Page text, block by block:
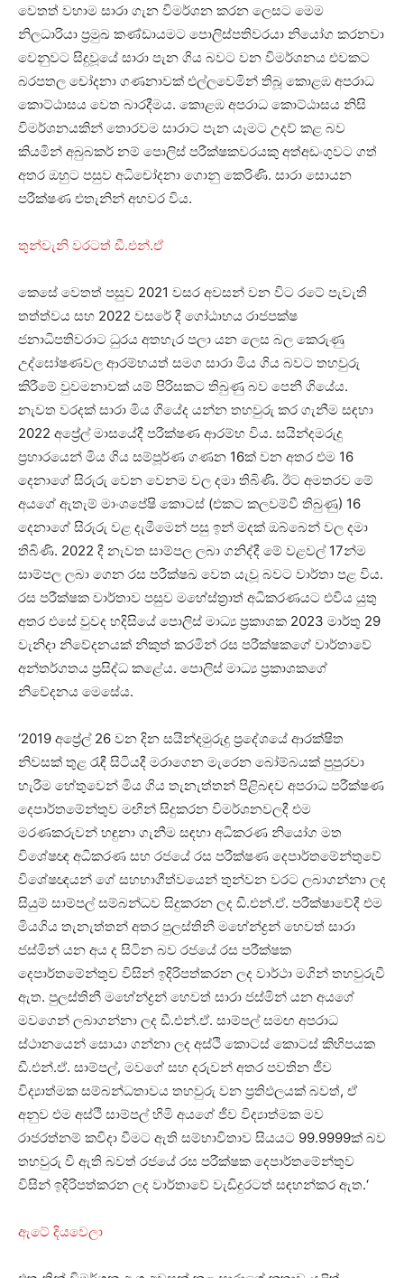
වෙතත් වහාම සාරා ගැන විමර්ශන කරන ලෙසට මෙම
නිලධාරියා ප්‍රමුඛ කණ්ඩායමට පොලිස්පතිවරයා නියෝග කරනවා
වෙනුවට සිදුවූයේ සාරා පැන ගිය බවට වන විමර්ශනය එවකට
බරපතල චෝදනා ගණනාවක් එල්ලවෙමින් තිබූ කොළඹ අපරාධ
කොට්ඨාසය වෙත බාරදීමය. කොළඹ අපරාධ කොට්ඨාසය නිසි
විමර්ශනයකින් තොරවම සාරාට පැන යෑමට උදව් කළ බව
කියමින් අබුබකර් නම් පොලිස් පරීක්ෂකවරයකු අත්අඩංගුවට ගත්
අතර ඔහුට පසුව අධිචෝදනා ගොනු කෙරිණි. සාරා සොයන
පරීක්ෂණ එතැනින් අහවර විය.
තුන්වැනි වරටත් ඩී.එන්.ඒ
කෙසේ වෙතත් පසුව 2021 වසර අවසන් වන විට රටේ පැවැති
තත්ත්වය සහ 2022 වසරේ දී ගෝඨාභය රාජපක්ෂ
ජනාධිපතිවරාට ධුරය අතහැර පලා යන ලෙස බල කෙරුණු
උද්ඝෝෂණවල ආරම්භයත් සමග සාරා මිය ගිය බවට තහවුරු
කිරීමේ වුවමනාවක් යම් පිරිසකට තිබුණු බව පෙනී ගියේය.
නැවත වරදක් සාරා මිය ගියේද යන්න තහවුරු කර ගැනීම සඳහා
2022 අප්‍රේල් මාසයේදී පරීක්ෂණ ආරම්භ විය. සයින්දමරුදු
ප්‍රහාරයෙන් මිය ගිය සම්පූර්ණ ගණන 16ක් වන අතර එම 16
දෙනාගේ සිරුරු වෙන වෙනම වල දමා තිබිණි. ඊට අමතරව මේ
අයගේ ඇතැම් මාංශපේෂි කොටස් (එකට කලවම්වී තිබුණු) 16
දෙනාගේ සිරුරු වළ දැමීමෙන් පසු ඉන් මදක් ඔබ්බෙන් වල දමා
තිබිණි. 2022 දී නැවත සාම්පල ලබා ගනිද්දී මේ වළවල් 17න්ම
සාම්පල ලබා ගෙන රස පරීක්ෂඛ වෙත යැවූ බවට වාර්තා පළ විය.
රස පරීක්ෂක වාර්තාව පසුව මහේස්ත්‍රාත් අධිකරණයට එවිය යුතු
අතර එසේ වුවද හදිසියේ පොලිස් මාධ්‍ය ප්‍රකාශක 2023 මාර්තු 29
වැනිදා නිවේදනයක් නිකුත් කරමින් රස පරීක්ෂකගේ වාර්තාවේ
අන්තර්ගතය ප්‍රසිද්ධ කළේය. පොලිස් මාධ්‍ය ප්‍රකාශකගේ
නිවේදනය මෙසේය.
‘2019 අප්‍රේල් 26 වන දින සයින්දමුරුදු ප්‍රදේශයේ ආරක්ෂිත
නිවසක් තුළ රැඳී සිටියදී මරාගෙන මැරෙන බෝම්බයක් පුපුරවා
හැරීම හේතුවෙන් මිය ගිය තැනැත්තන් පිළිබඳව අපරාධ පරීක්ෂණ
දෙපාර්තමේන්තුව මඟින් සිදුකරන විමර්ශනවලදී එම
මරණකරුවන් හඳුනා ගැනීම සඳහා අධිකරණ නියෝග මත
විශේෂඥ අධිකරණ සහ රජයේ රස පරීක්ෂණ දෙපාර්තමේන්තුවේ
විශේෂඥයන් ගේ සහභාගීත්වයෙන් තුන්වන වරට ලබාගන්නා ලද
සියුම් සාම්පල් සම්බන්ධව සිදුකරන ලද ඩී.එන්.ඒ. පරීක්ෂාවේදී එම
මියගිය තැනැත්තන් අතර පුලස්තිනී මහේන්ද්‍රන් හෙවත් සාරා
ජස්මින් යන අය ද සිටින බව රජයේ රස පරීක්ෂක
දෙපාර්තමේන්තුව විසින් ඉදිරිපත්කරන ලද වාර්ථා මගින් තහවුරුවී
ඇත. පුලස්තිනී මහේන්ද්‍රන් හෙවත් සාරා ජස්මින් යන අයගේ
මවගෙන් ලබාගන්නා ලද ඩී.එන්.ඒ. සාම්පල් සමඟ අපරාධ
ස්ථානයෙන් සොයා ගන්නා ලද අස්ථි කොටස් කොටස් කිහිපයක
ඩී.එන්.ඒ. සාම්පල්, මවගේ සහ දරුවන් අතර පවතින ජීව
විද්‍යාත්මක සම්බන්ධතාවය තහවුරු වන ප්‍රතිඵලයක් බවත්, ඒ
අනුව එම අස්ථි සාම්පල් හිමි අයගේ ජීව විද්‍යාත්මක මව
රාජරත්නම් කවිදා වීමට ඇති සම්භාවිතාව සියයට 99.9999ක් බව
තහවුරු වී ඇති බවත් රජයේ රස පරීක්ෂක දෙපාර්තමේන්තුව
විසින් ඉදිරිපත්කරන ලද වාර්තාවේ වැඩිදුරටත් සඳහන්කර ඇත.‘
ඇටේ දියවෙලා